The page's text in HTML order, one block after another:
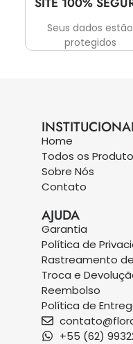
Seus dados estão
protegidos
Home
Todos os
Sobre Nós
Contato
AJUDA
Garantia
Política de
Rastreamento
Troca e
Reembolso
Política de
+55 (62)